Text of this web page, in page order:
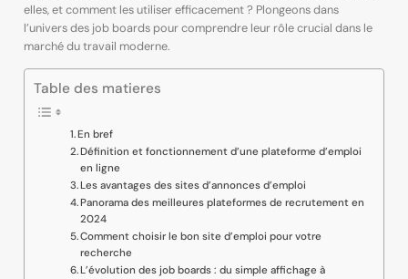
elles, et comment les utiliser efficacement ? Plongeons dans
l’univers des job boards pour comprendre leur rôle crucial dans le
marché du travail moderne.
Table des matieres
En bref
Définition et fonctionnement d’une plateforme d’emploi
en ligne
Les avantages des sites d’annonces d’emploi
Panorama des meilleures plateformes de recrutement en
2024
Comment choisir le bon site d’emploi pour votre
recherche
L’évolution des job boards : du simple affichage à